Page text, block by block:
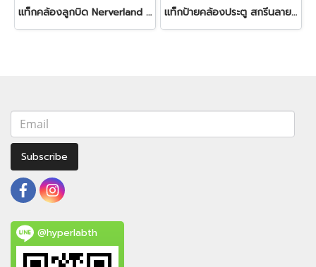
แท็กคล้องลูกบิด Nerverland door tag แท็กป้ายคล้องประตู สกรีนลาย Panda สุดน่ารัก
Subscribe
@hyperlabth